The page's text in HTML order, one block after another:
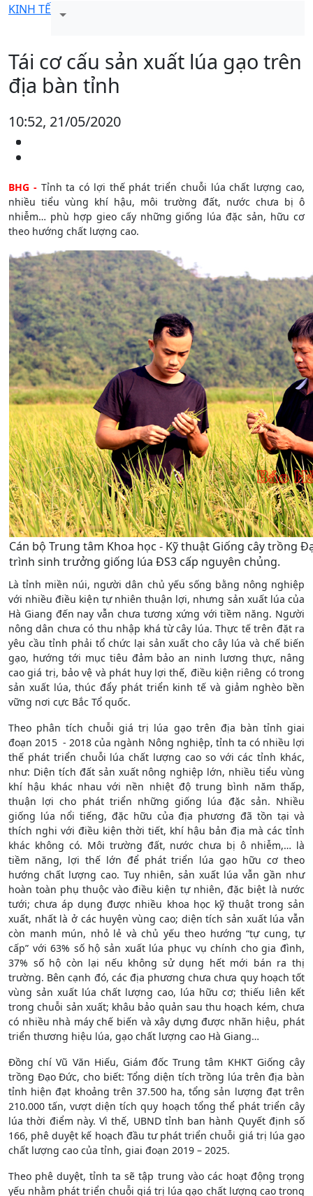
KINH TẾ
Tái cơ cấu sản xuất lúa gạo trên
địa bàn tỉnh
10:52, 21/05/2020
BHG - Tỉnh ta có lợi thế phát triển chuỗi lúa chất lượng cao,
nhiều tiểu vùng khí hậu, môi trường đất, nước chưa bị ô
nhiễm… phù hợp gieo cấy những giống lúa đặc sản, hữu cơ
theo hướng chất lượng cao.
Cán bộ Trung tâm Khoa học - Kỹ thuật Giống cây trồng
trình sinh trưởng giống lúa ĐS3 cấp nguyên chủng.
Là tỉnh miền núi, người dân chủ yếu sống bằng nông nghiệp
với nhiều điều kiện tự nhiên thuận lợi, nhưng sản xuất lúa của
Hà Giang đến nay vẫn chưa tương xứng với tiềm năng. Người
nông dân chưa có thu nhập khá từ cây lúa. Thực tế trên đặt ra
yêu cầu tỉnh phải tổ chức lại sản xuất cho cây lúa và chế biến
gạo, hướng tới mục tiêu đảm bảo an ninh lương thực, nâng
cao giá trị, bảo vệ và phát huy lợi thế, điều kiện riêng có trong
sản xuất lúa, thúc đẩy phát triển kinh tế và giảm nghèo bền
vững nơi cực Bắc Tổ quốc.
Theo phân tích chuỗi giá trị lúa gạo trên địa bàn tỉnh giai
đoạn 2015 - 2018 của ngành Nông nghiệp, tỉnh ta có nhiều lợi
thế phát triển chuỗi lúa chất lượng cao so với các tỉnh khác,
như: Diện tích đất sản xuất nông nghiệp lớn, nhiều tiểu vùng
khí hậu khác nhau với nền nhiệt độ trung bình năm thấp,
thuận lợi cho phát triển những giống lúa đặc sản. Nhiều
giống lúa nổi tiếng, đặc hữu của địa phương đã tồn tại và
thích nghi với điều kiện thời tiết, khí hậu bản địa mà các tỉnh
khác không có. Môi trường đất, nước chưa bị ô nhiễm,… là
tiềm năng, lợi thế lớn để phát triển lúa gạo hữu cơ theo
hướng chất lượng cao. Tuy nhiên, sản xuất lúa vẫn gần như
hoàn toàn phụ thuộc vào điều kiện tự nhiên, đặc biệt là nước
tưới; chưa áp dụng được nhiều khoa học kỹ thuật trong sản
xuất, nhất là ở các huyện vùng cao; diện tích sản xuất lúa vẫn
còn manh mún, nhỏ lẻ và chủ yếu theo hướng “tự cung, tự
cấp” với 63% số hộ sản xuất lúa phục vụ chính cho gia đình,
37% số hộ còn lại nếu không sử dụng hết mới bán ra thị
trường. Bên cạnh đó, các địa phương chưa chưa quy hoạch tốt
vùng sản xuất lúa chất lượng cao, lúa hữu cơ; thiếu liên kết
trong chuỗi sản xuất; khâu bảo quản sau thu hoạch kém, chưa
có nhiều nhà máy chế biến và xây dựng được nhãn hiệu, phát
triển thương hiệu lúa, gạo chất lượng cao Hà Giang…
Đồng chí Vũ Văn Hiếu, Giám đốc Trung tâm KHKT Giống cây
trồng Đạo Đức, cho biết: Tổng diện tích trồng lúa trên địa bàn
tỉnh hiện đạt khoảng trên 37.500 ha, tổng sản lượng đạt trên
210.000 tấn, vượt diện tích quy hoạch tổng thể phát triển cây
lúa thời điểm này. Vì thế, UBND tỉnh ban hành Quyết định số
166, phê duyệt kế hoạch đầu tư phát triển chuỗi giá trị lúa gạo
chất lượng cao của tỉnh, giai đoạn 2019 – 2025.
Theo phê duyệt, tỉnh ta sẽ tập trung vào các hoạt động trọng
yếu nhằm phát triển chuỗi giá trị lúa gạo chất lượng cao trong